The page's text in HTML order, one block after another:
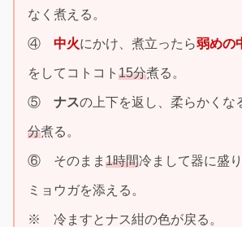
なく煮える。
④ 中火にかけ、煮立ったら弱めの
をしてコトコト 15分煮る。
⑤ ナスの上下を返し、柔らかくな
分煮る。
⑥ そのまま 1時間冷まして器に盛
ミョウガを添える。
※ 冷ますとナス紺の色が戻る。